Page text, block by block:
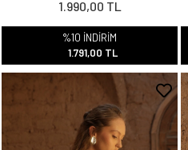
1.990,00 TL
%10 İNDİRİM
1.791,00 TL